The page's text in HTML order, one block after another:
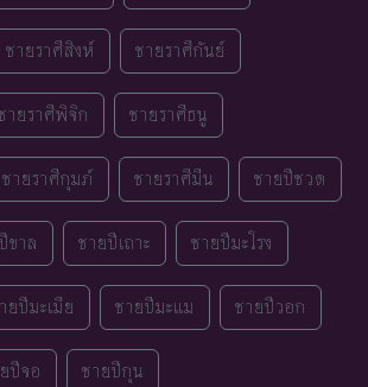
ชายราศีสิงห์ ชายราศีกันย์
ายราศีพิจิก ชายราศีธนู
ชายราศีกุมภ์ ชายราศีมีน ชายปีชวด
ขาล ชายปีเถาะ ชายปีมะโรง
ยปีมะเมีย ชายปีมะแม ชายปีวอก
ปีจอ ชายปีกุน